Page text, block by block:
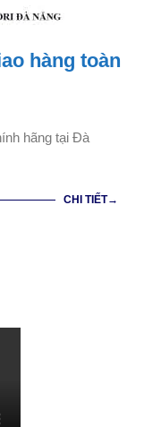
hàng toàn
hãng tại Đà
CHI TIẾT→